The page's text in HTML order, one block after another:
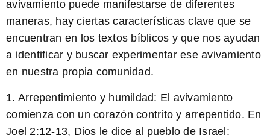
avivamiento puede manifestarse de diferentes
maneras, hay ciertas características clave que se
encuentran en los textos bíblicos y que nos ayudan
a identificar y buscar experimentar ese avivamiento
en nuestra propia comunidad.
1. Arrepentimiento y humildad: El avivamiento
comienza con un corazón contrito y arrepentido. En
Joel 2:12-13, Dios le dice al pueblo de Israel: